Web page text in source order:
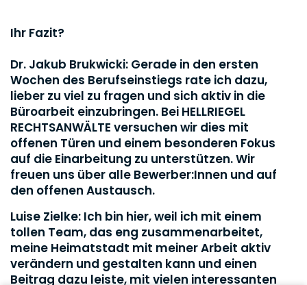
Ihr Fazit?
Dr. Jakub Brukwicki: Gerade in den ersten
Wochen des Berufseinstiegs rate ich dazu,
lieber zu viel zu fragen und sich aktiv in die
Büroarbeit einzubringen. Bei HELLRIEGEL
RECHTSANWÄLTE versuchen wir dies mit
offenen Türen und einem besonderen Fokus
auf die Einarbeitung zu unterstützen. Wir
freuen uns über alle Bewerber:Innen und auf
den offenen Austausch.
Luise Zielke: Ich bin hier, weil ich mit einem
tollen Team, das eng zusammenarbeitet,
meine Heimatstadt mit meiner Arbeit aktiv
verändern und gestalten kann und einen
Beitrag dazu leiste, mit vielen interessanten